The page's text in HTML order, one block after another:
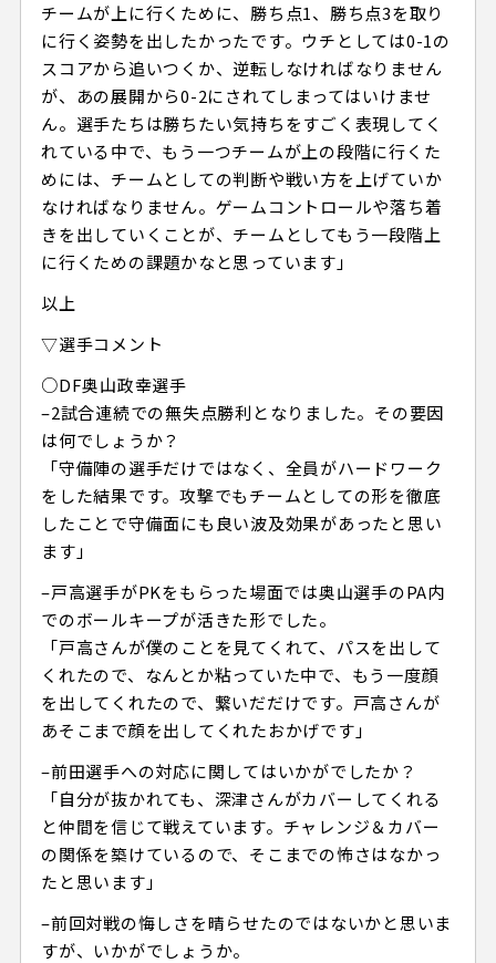
チームが上に行くために、勝ち点1、勝ち点3を取り
に行く姿勢を出したかったです。ウチとしては0-1の
スコアから追いつくか、逆転しなければなりません
が、あの展開から0-2にされてしまってはいけませ
ん。選手たちは勝ちたい気持ちをすごく表現してく
れている中で、もう一つチームが上の段階に行くた
めには、チームとしての判断や戦い方を上げていか
なければなりません。ゲームコントロールや落ち着
きを出していくことが、チームとしてもう一段階上
に行くための課題かなと思っています」
以上
▽選手コメント
○DF奥山政幸選手
–2試合連続での無失点勝利となりました。その要因
は何でしょうか？
「守備陣の選手だけではなく、全員がハードワーク
をした結果です。攻撃でもチームとしての形を徹底
したことで守備面にも良い波及効果があったと思い
ます」
–戸高選手がPKをもらった場面では奥山選手のPA内
でのボールキープが活きた形でした。
「戸高さんが僕のことを見てくれて、パスを出して
くれたので、なんとか粘っていた中で、もう一度顔
を出してくれたので、繋いだだけです。戸高さんが
あそこまで顔を出してくれたおかげです」
–前田選手への対応に関してはいかがでしたか？
「自分が抜かれても、深津さんがカバーしてくれる
と仲間を信じて戦えています。チャレンジ＆カバー
の関係を築けているので、そこまでの怖さはなかっ
たと思います」
–前回対戦の悔しさを晴らせたのではないかと思いま
すが、いかがでしょうか。